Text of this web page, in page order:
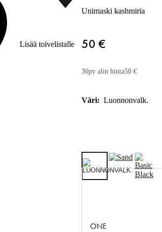
Lisää toivelistalle
Unimaski kashmiria
50 €
30pv alin hinta50 €
Väri: Luonnonvalk.
ONE